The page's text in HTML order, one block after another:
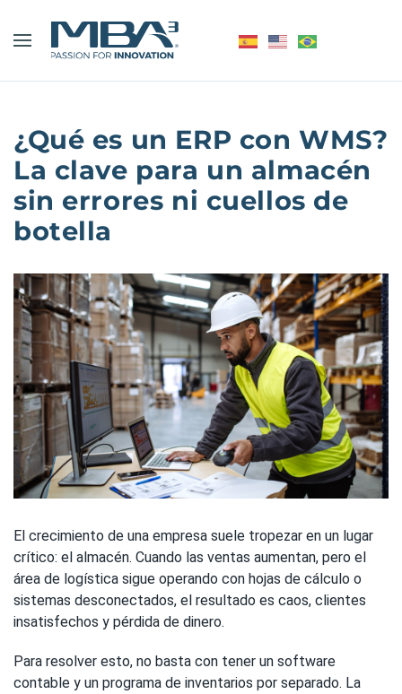
¿Qué es un ERP con WMS?
La clave para un almacén
sin errores ni cuellos de
botella
El crecimiento de una empresa suele tropezar en un lugar
crítico: el almacén. Cuando las ventas aumentan, pero el
área de logística sigue operando con hojas de cálculo o
sistemas desconectados, el resultado es caos, clientes
insatisfechos y pérdida de dinero.
Para resolver esto, no basta con tener un software
contable y un programa de inventarios por separado. La